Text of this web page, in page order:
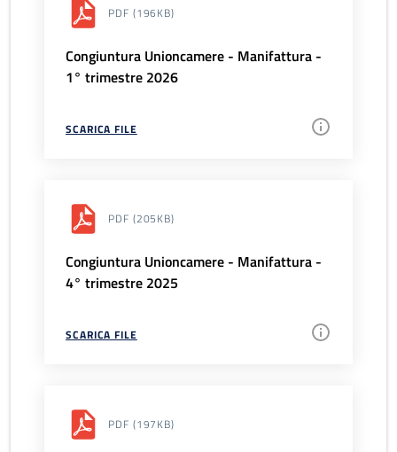
PDF (196KB)
Congiuntura Unioncamere - Manifattura -
1° trimestre 2026
SCARICA FILE
PDF (205KB)
Congiuntura Unioncamere - Manifattura -
4° trimestre 2025
SCARICA FILE
PDF (197KB)